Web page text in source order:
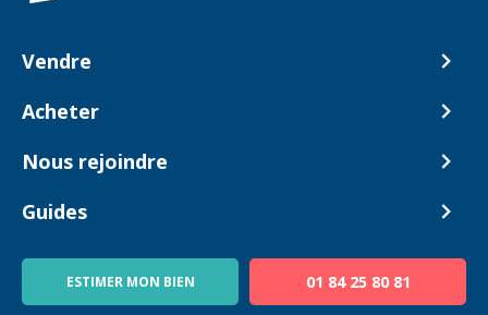
Vendre
Comment ça marche ?
Acheter
Biens en vente
Nous rejoindre
Devenir Conseiller
Guides
Blog
ESTIMER MON BIEN 01 84 25 80 81